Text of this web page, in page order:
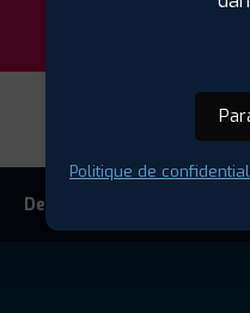
Devenir adherent
Politique de